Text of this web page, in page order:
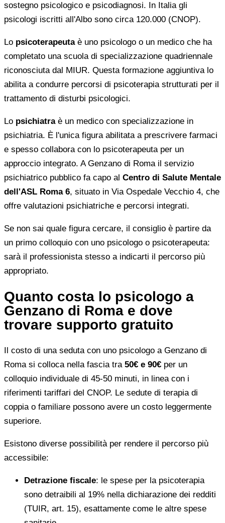
sostegno psicologico e psicodiagnosi. In Italia gli
psicologi iscritti all'Albo sono circa 120.000 (CNOP).
Lo psicoterapeutaè uno psicologo o un medico che ha
completato una scuola di specializzazione quadriennale
riconosciuta dal MIUR. Questa formazione aggiuntiva lo
abilita a condurre percorsi di psicoterapia strutturati per il
trattamento di disturbi psicologici.
Lo psichiatraè un medico con specializzazione in
psichiatria. È l'unica figura abilitata a prescrivere farmaci
e spesso collabora con lo psicoterapeuta per un
approccio integrato. A Genzano di Roma il servizio
psichiatrico pubblico fa capo al Centro di Salute Mentale
dell'ASL Roma 6, situato in Via Ospedale Vecchio 4, che
offre valutazioni psichiatriche e percorsi integrati.
Se non sai quale figura cercare, il consiglio è partire da
un primo colloquio con uno psicologo o psicoterapeuta:
sarà il professionista stesso a indicarti il percorso più
appropriato.
Quanto costa lo psicologo a
Genzano di Roma e dove
trovare supporto gratuito
Il costo di una seduta con uno psicologo a Genzano di
Roma si colloca nella fascia tra 50€ e 90€ per un
colloquio individuale di 45-50 minuti, in linea con i
riferimenti tariffari del CNOP. Le sedute di terapia di
coppia o familiare possono avere un costo leggermente
superiore.
Esistono diverse possibilità per rendere il percorso più
accessibile:
Detrazione fiscale: le spese per la psicoterapia
sono detraibili al 19% nella dichiarazione dei redditi
(TUIR, art. 15), esattamente come le altre spese